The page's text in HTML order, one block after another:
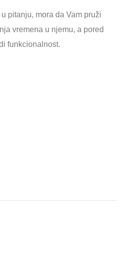
pitanju, mora da Vam pruži
vremena u njemu, a pored
funkcionalnost.